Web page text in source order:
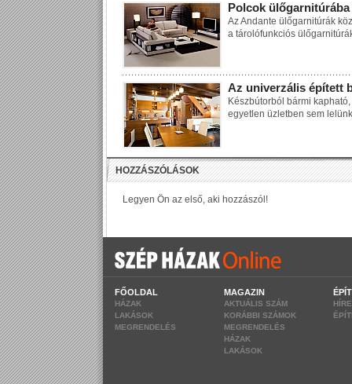
Polcok ülőgarnitúrába
Az Andante ülőgarnitúrák
a tárolófunkciós
Az univerzális épített
Készbútorból bármi
egyetlen üzletben sem
FŐOLDAL
HÁZAK
LAKÁSOK
MEGRENDELÉS
MAGAZIN
AKTUÁLIS SZÁM
KORÁBBI SZÁMOK
MEGRENDELÉS
HÁZAK
LAKÁSOK